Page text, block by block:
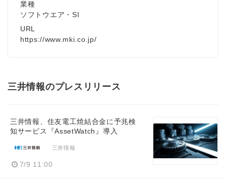
業種
ソフトウエア・SI
URL
https://www.mki.co.jp/
三井情報のプレスリリース
三井情報、住友電工焼結合金に予兆検
知サービス『AssetWatch』導入
三井情報
7/9 11:00